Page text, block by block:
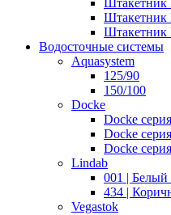
Штакетник
Водосточные системы
Aquasystem
125/90
150/100
Docke
Docke
Docke
Docke
Lindab
001 | Белый
434 |
Vegastok